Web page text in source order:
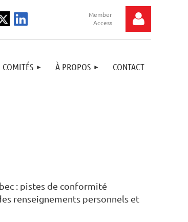
COMITÉS À PROPOS CONTACT
: pistes de conformité
renseignements personnels et